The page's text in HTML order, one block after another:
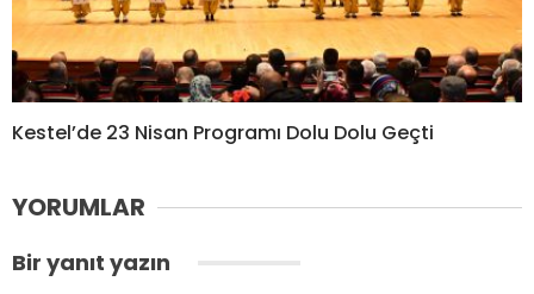
Kestel’de 23 Nisan Programı Dolu Dolu Geçti
YORUMLAR
Bir yanıt yazın